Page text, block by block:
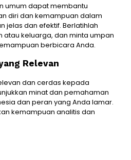
umum dapat membantu
diri dan kemampuan dalam
jelas dan efektif. Berlatihlah
keluarga, dan minta umpan
berbicara Anda.
Relevan
dan cerdas kepada
minat dan pemahaman
dan peran yang Anda lamar.
kemampuan analitis dan